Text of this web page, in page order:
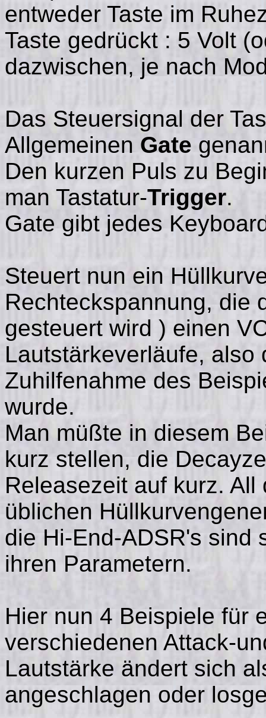
entweder Taste im
Taste gedrückt : 5 Volt
dazwischen, je nach
Das Steuersignal der
Allgemeinen Gate
Den kurzen Puls zu
man Tastatur-Trigger.
Gate gibt jedes
Steuert nun ein
Rechteckspannung, die
gesteuert wird ) einen
Lautstärkeverläufe, also
Zuhilfenahme des
wurde.
Man müßte in diesem
kurz stellen, die
Releasezeit auf kurz.
üblichen
die Hi-End-ADSR's sind
ihren Parametern.
Hier nun 4 Beispiele für
verschiedenen Attack-
Lautstärke ändert sich
angeschlagen oder